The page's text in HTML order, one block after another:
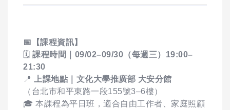
📅 【課程資訊】
🗓 課程時間｜09/02–09/30（每週三）19:00–
21:30
📍
上課地點｜文化大學推廣部 大安分館
（台北市和平東路一段155號3–6樓）
🎓 本課程為平日班，適合自由工作者、家庭照顧